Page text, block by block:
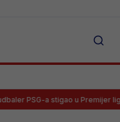
PSG-a stigao u Premijer ligu BiH!